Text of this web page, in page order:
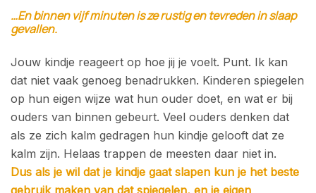
…En binnen vijf minuten is ze rustig en tevreden in slaap
gevallen.
Jouw kindje reageert op hoe jij je voelt. Punt. Ik kan
dat niet vaak genoeg benadrukken. Kinderen spiegelen
op hun eigen wijze wat hun ouder doet, en wat er bij
ouders van binnen gebeurt. Veel ouders denken dat
als ze zich kalm gedragen hun kindje gelooft dat ze
kalm zijn. Helaas trappen de meesten daar niet in.
Dus als je wil dat je kindje gaat slapen kun je het beste